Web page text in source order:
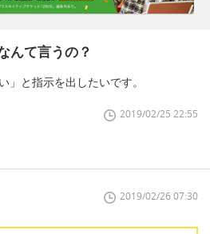
んて言うの？
」と指示を出したいです。
2019/02/25 22:55
2019/02/26 07:30